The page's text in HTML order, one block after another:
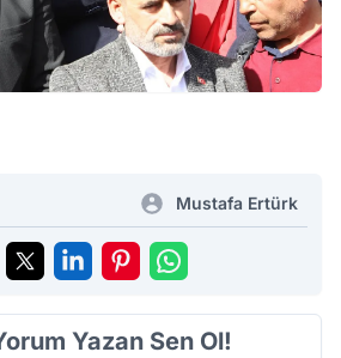
Mustafa Ertürk
Yazan Sen Ol!